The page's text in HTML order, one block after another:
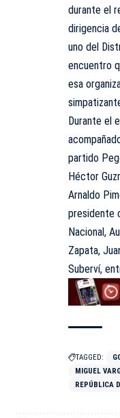
durante el
dirigencia
uno del
encuentro
esa
Durante el
partido
Héctor
Arnaldo
presidente
Nacional,
Zapata,
Suberví,
TAGGED:
MIGUEL
REPÚBLICA